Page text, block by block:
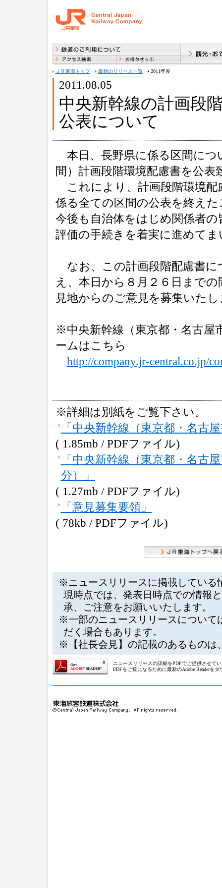
ＪＲ東海トップ 最新のリリース一覧 2011年度
2011.08.05
中央新幹線の計画段
公表について
本日、長野県に係る区間につ
間）計画段階環境配慮書を公表
これにより、計画段階環境配
係る全ての区間の公表を終え
今後も自治体をはじめ関係者
評価の手続きを着実に進めて
なお、この計画段階配慮書に
え、本日から８月２６日までの
見地からのご意見を募集いた
※中央新幹線（東京都・名古屋
ームはこちら
http://company.jr-central.co.jp/
※詳細は別紙をご覧下さい。
「中央新幹線（東京都・名古
( 1.85mb / PDFファイル)
「中央新幹線（東京都・名古
分）」
( 1.27mb / PDFファイル)
「意見募集要領」
( 78kb / PDFファイル)
※ニュースリリースに掲載している
現時点では、発表日時点での情報
承、ご注意をお願いいたします。
※一部のニュースリリースについて
だく場合もあります。
※【社長会見】の記載のあるものは
ニュースリリースの詳細をPDFでご提供させて
PDFをご覧になるために最新のAdobe Readerを